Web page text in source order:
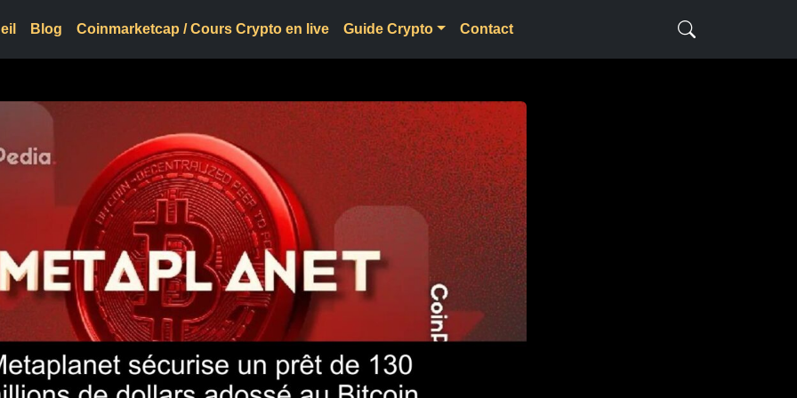
Blog Coinmarketcap / Cours Crypto en live Guide Crypto Contact